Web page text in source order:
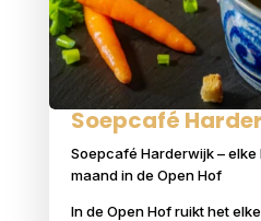
Soepcafé
Soepcafé Harderwijk –
maand in de Open Hof
In de Open Hof ruikt het